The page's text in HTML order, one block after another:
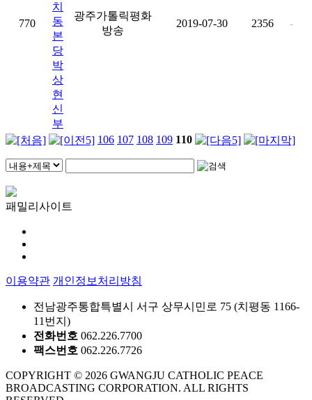
770
치
동
본
당
박
상
현
신
부
광주가톨릭평화
방송
2019-07-30 2356 -
106 107 108 109 110
패밀리사이트
이용약관 개인정보처리방침
전남광주통합특별시 서구 상무시민로 75 (치평동 1166-
11번지)
전화번호 062.226.7700
팩스번호 062.226.7726
COPYRIGHT © 2026 GWANGJU CATHOLIC PEACE
BROADCASTING CORPORATION. ALL RIGHTS